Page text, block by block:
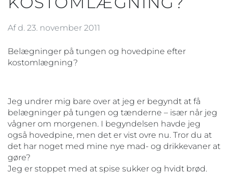
Af d. 23. november 2011
Belægninger på tungen og hovedpine efter
kostomlægning?
Jeg undrer mig bare over at jeg er begyndt at få
belægninger på tungen og tænderne – især når jeg
vågner om morgenen. I begyndelsen havde jeg
også hovedpine, men det er vist ovre nu. Tror du at
det har noget med mine nye mad- og drikkevaner at
gøre?
Jeg er stoppet med at spise sukker og hvidt brød.